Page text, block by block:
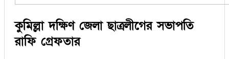
কুমিল্লা দক্ষিণ জেলা ছাত্রলীগের সভাপতি
রাফি গ্রেফতার